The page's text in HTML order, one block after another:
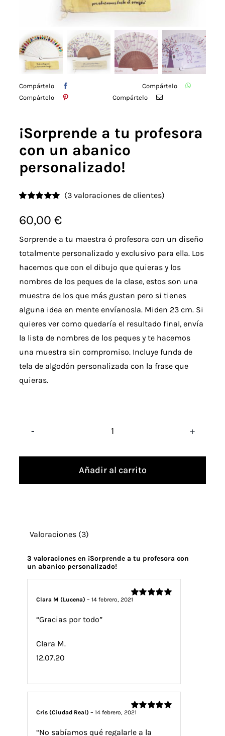
Detalles
Acuarelas
Cursos
Blog
Contacto
Compártelo
Compártelo
Compártelo
Compártelo
¡Sorprende a tu profesora
con un abanico
personalizado!
con5.00 de 5
en base a
de clientes
(3valoraciones de clientes)
60,00 €
Sorprende a tu maestra ó profesora con un diseño
totalmente personalizado y exclusivo para ella. Los
hacemos que con el dibujo que quieras y los
nombres de los peques de la clase, estos son una
muestra de los que más gustan pero si tienes
alguna idea en mente envíanosla. Miden 23 cm. Si
quieres ver como quedaría el resultado final, envía
la lista de nombres de los peques y te hacemos
una muestra sin compromiso. Incluye funda de
tela de algodón personalizada con la frase que
quieras.
a
tu
personalizado!
cantidad
Añadir al carrito
Valoraciones (3)
3 valoraciones en ¡Sorprende a tu profesora con
un abanico personalizado!
Valorado
Clara M (Lucena) – 14 febrero, 2021
“Gracias por todo”
Clara M.
12.07.20
Valorado
Cris (Ciudad Real) – 14 febrero, 2021
“No sabíamos qué regalarle a la